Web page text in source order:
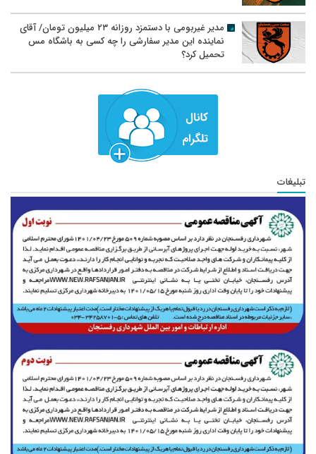
مدیر غیربومی با دستمزد روزانه ۲۳ میلیون تومان/ آقای
نماینده این مدیر سفارشی را چه کسی به باشگاه مس
تحمیل کرد؟
تبلیغات